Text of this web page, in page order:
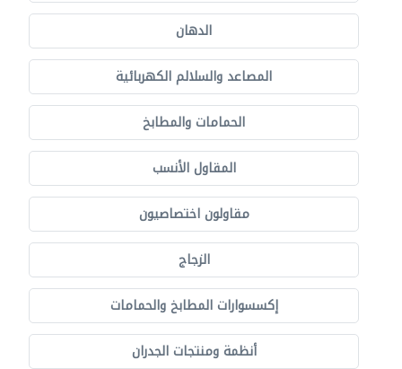
الدهان
المصاعد والسلالم الكهربائية
الحمامات والمطابخ
المقاول الأنسب
مقاولون اختصاصيون
الزجاج
إكسسوارات المطابخ والحمامات
أنظمة ومنتجات الجدران